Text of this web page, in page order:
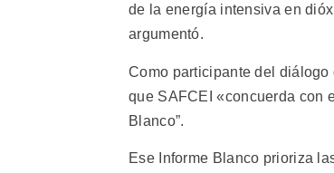
de la energía intensiva en
argumentó.
Como participante del
que SAFCEI «concuerda con
Blanco”.
Ese Informe Blanco prioriza